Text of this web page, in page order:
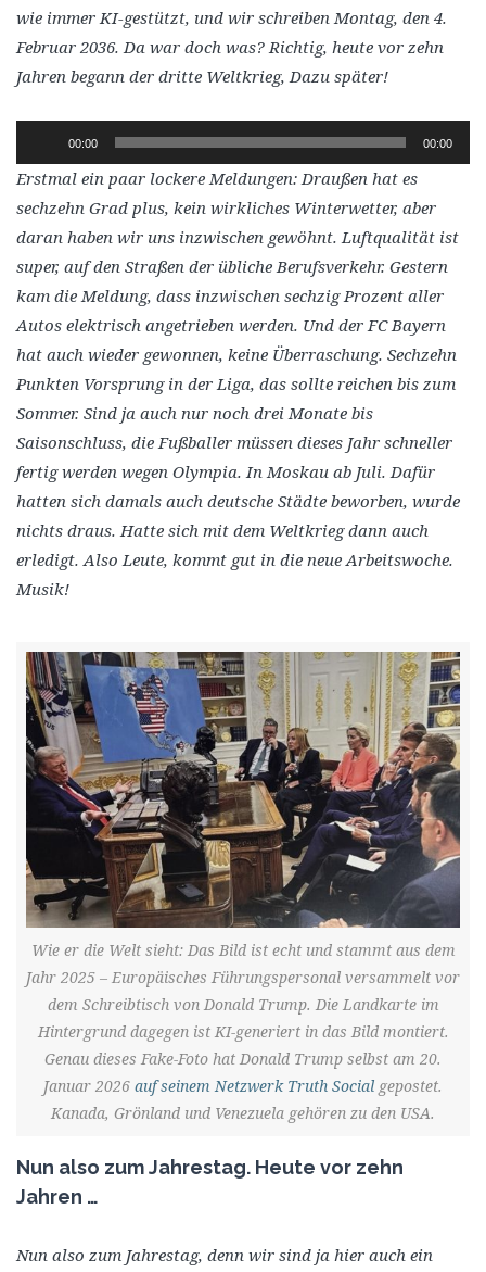
wie immer KI-gestützt, und wir schreiben Montag, den 4.
Februar 2036. Da war doch was? Richtig, heute vor zehn
Jahren begann der dritte Weltkrieg, Dazu später!
Player
00:00 00:00
Erstmal ein paar lockere Meldungen: Draußen hat es
sechzehn Grad plus, kein wirkliches Winterwetter, aber
daran haben wir uns inzwischen gewöhnt. Luftqualität ist
super, auf den Straßen der übliche Berufsverkehr. Gestern
kam die Meldung, dass inzwischen sechzig Prozent aller
Autos elektrisch angetrieben werden. Und der FC Bayern
hat auch wieder gewonnen, keine Überraschung. Sechzehn
Punkten Vorsprung in der Liga, das sollte reichen bis zum
Sommer. Sind ja auch nur noch drei Monate bis
Saisonschluss, die Fußballer müssen dieses Jahr schneller
fertig werden wegen Olympia. In Moskau ab Juli. Dafür
hatten sich damals auch deutsche Städte beworben, wurde
nichts draus. Hatte sich mit dem Weltkrieg dann auch
erledigt. Also Leute, kommt gut in die neue Arbeitswoche.
Musik!
Wie er die Welt sieht: Das Bild ist echt und stammt aus dem
Jahr 2025 – Europäisches Führungspersonal versammelt vor
dem Schreibtisch von Donald Trump. Die Landkarte im
Hintergrund dagegen ist KI-generiert in das Bild montiert.
Genau dieses Fake-Foto hat Donald Trump selbst am 20.
Januar 2026 auf seinem Netzwerk Truth Social gepostet.
Kanada, Grönland und Venezuela gehören zu den USA.
Nun also zum Jahrestag. Heute vor zehn
Jahren …
Nun also zum Jahrestag, denn wir sind ja hier auch ein